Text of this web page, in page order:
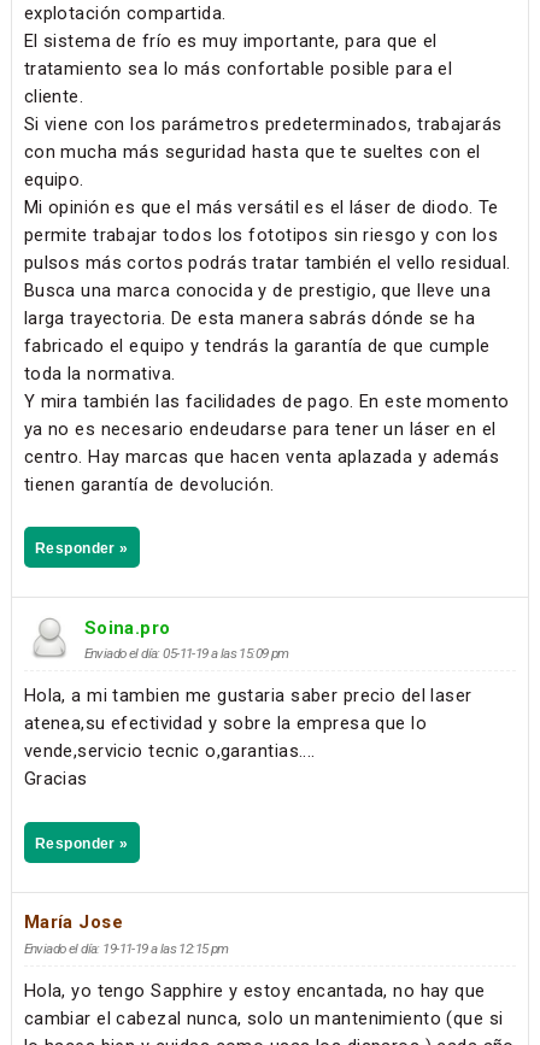
explotación compartida.
El sistema de frío es muy importante, para que el
tratamiento sea lo más confortable posible para el
cliente.
Si viene con los parámetros predeterminados, trabajarás
con mucha más seguridad hasta que te sueltes con el
equipo.
Mi opinión es que el más versátil es el láser de diodo. Te
permite trabajar todos los fototipos sin riesgo y con los
pulsos más cortos podrás tratar también el vello residual.
Busca una marca conocida y de prestigio, que lleve una
larga trayectoria. De esta manera sabrás dónde se ha
fabricado el equipo y tendrás la garantía de que cumple
toda la normativa.
Y mira también las facilidades de pago. En este momento
ya no es necesario endeudarse para tener un láser en el
centro. Hay marcas que hacen venta aplazada y además
tienen garantía de devolución.
Responder »
Soina.pro
Enviado el día: 05-11-19 a las 15:09 pm
Hola, a mi tambien me gustaria saber precio del laser
atenea,su efectividad y sobre la empresa que lo
vende,servicio tecnic o,garantias....
Gracias
Responder »
María Jose
Enviado el día: 19-11-19 a las 12:15 pm
Hola, yo tengo Sapphire y estoy encantada, no hay que
cambiar el cabezal nunca, solo un mantenimiento (que si